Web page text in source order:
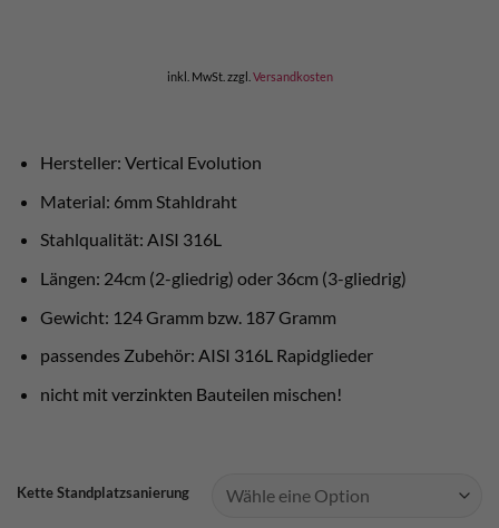
inkl. MwSt. zzgl. Versandkosten
Hersteller: Vertical Evolution
Material: 6mm Stahldraht
Stahlqualität: AISI 316L
Längen: 24cm (2-gliedrig) oder 36cm (3-gliedrig)
Gewicht: 124 Gramm bzw. 187 Gramm
passendes Zubehör: AISI 316L Rapidglieder
nicht mit verzinkten Bauteilen mischen!
Kette Standplatzsanierung